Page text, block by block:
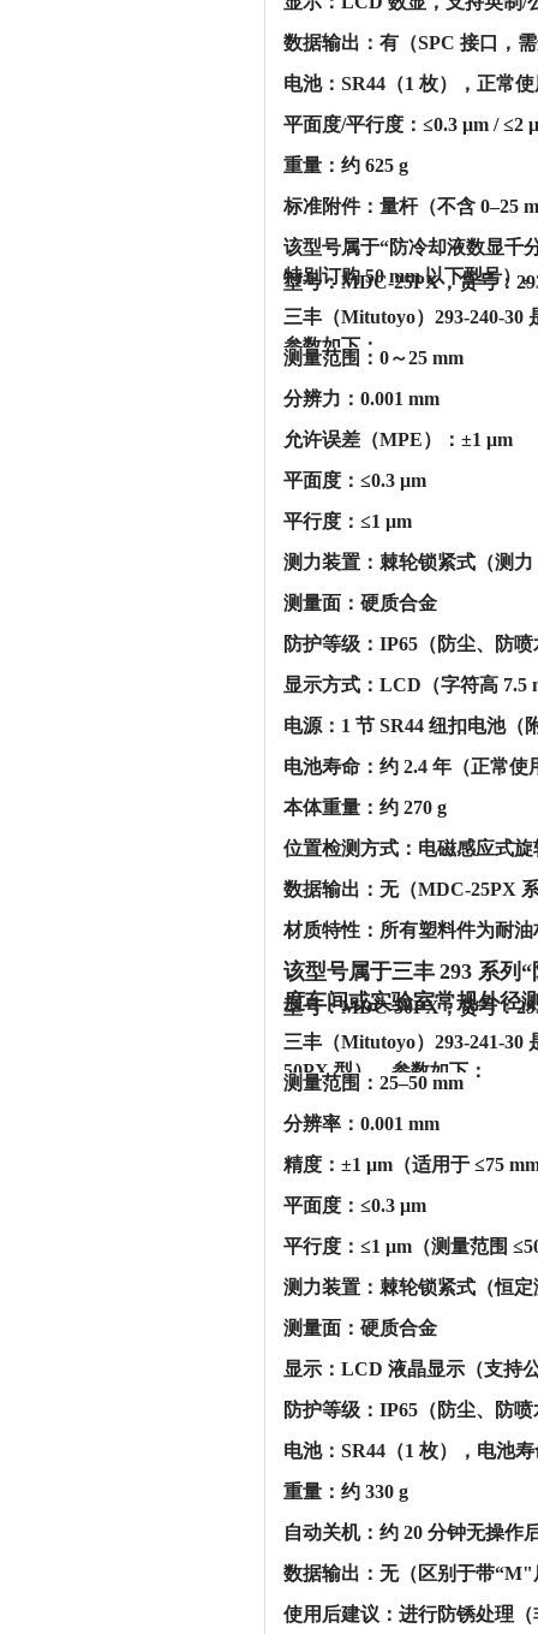
数据输出‌：‌有（SPC 接口，
电池‌：‌SR44（1 枚），正常
平面度/平行度‌：‌≤0.3 μm / ≤2
‌重量‌：‌约 625 g‌
标准附件‌：‌量杆（不含 0–25
该型号属于“防冷却液数显千
特别订购 50 mm 以下型号）‌
型号：MDC-25PX，货号：
三丰（Mitutoyo）293-240-30
参数如下：‌‌
‌测量范围‌：0～25 mm
‌分辨力‌：0.001 mm
‌允许误差（MPE）‌：±1 μm
‌平面度‌：≤0.3 μm
‌平行度‌：≤1 μm
测力装置‌：棘轮锁紧式（测力
‌测量面‌：硬质合金
防护等级‌：IP65（防尘、防
显示方式‌：LCD（字符高 7.5
电源‌：1 节 SR44 纽扣电池（
电池寿命‌：约 2.4 年（正常使
‌本体重量‌：约 270 g
位置检测方式‌：电磁感应式旋
数据输出‌：‌无‌（MDC-25PX
材质特性‌：所有塑料件为耐
该型号属于三丰 293 系列
度车间或实验室常规外径
型号：MDC-50PX，货号：
三丰（Mitutoyo）293-241-30
50PX 型），参数如下：‌‌
‌测量范围‌：25–50 mm
‌分辨率‌：0.001 mm
精度‌：±1 μm（适用于 ≤75
‌平面度‌：≤0.3 μm
平行度‌：≤1 μm（测量范围
测力装置‌：棘轮锁紧式（恒定
‌测量面‌：硬质合金
显示‌：LCD 液晶显示（支持
防护等级‌：IP65（防尘、防喷
电池‌：SR44（1 枚），‌电池
‌重量‌：约 330 g
自动关机‌：约 20 分钟无操作
数据输出‌：‌无‌（区别于带“M"
使用后建议‌：进行防锈处理